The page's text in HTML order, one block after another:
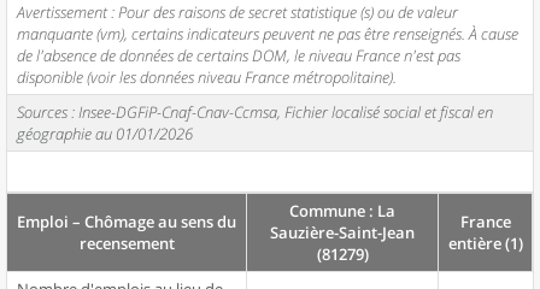
Avertissement : Pour des raisons de secret statistique (s) ou de valeur
manquante (vm), certains indicateurs peuvent ne pas être renseignés. À cause
de l'absence de données de certains DOM, le niveau France n'est pas
disponible (voir les données niveau France métropolitaine).
Sources : Insee-DGFiP-Cnaf-Cnav-Ccmsa, Fichier localisé social et fiscal en
géographie au 01/01/2026
Emploi – Chômage au sens du
recensement
Commune : La
Sauzière-Saint-Jean
(81279)
France
entière (1)